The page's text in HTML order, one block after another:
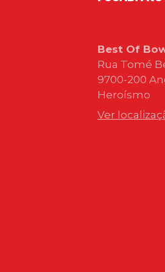
Best Of
Rua Tomé
9700-200
Heroísmo
Ver